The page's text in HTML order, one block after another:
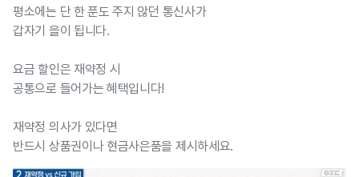
평소에는 단 한 푼도 주지 않던 통신사가
갑자기 을이 됩니다.
요금 할인은 재약정 시
공통으로 들어가는 혜택입니다!
재약정 의사가 있다면
반드시 상품권이나 현금사은품을 제시하세요.